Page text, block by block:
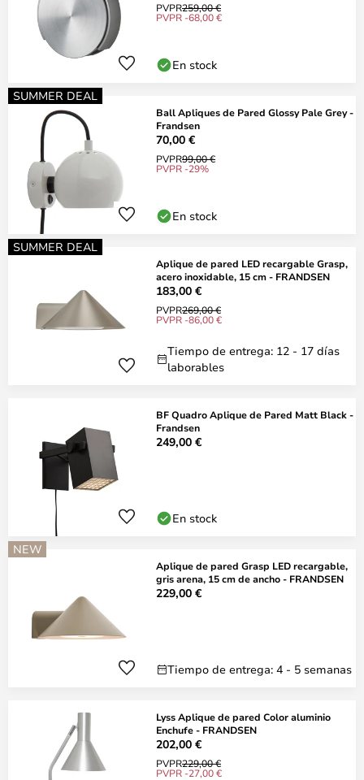
PVPR259,00 €
PVPR -68,00 €
En stock
SUMMER DEAL
Ball Apliques de Pared Glossy Pale Grey -
Frandsen
70,00 €
PVPR99,00 €
PVPR -29%
En stock
SUMMER DEAL
Aplique de pared LED recargable Grasp,
acero inoxidable, 15 cm - FRANDSEN
183,00 €
PVPR269,00 €
PVPR -86,00 €
Tiempo de entrega: 12 - 17 días
laborables
BF Quadro Aplique de Pared Matt Black -
Frandsen
249,00 €
En stock
NEW
Aplique de pared Grasp LED recargable,
gris arena, 15 cm de ancho - FRANDSEN
229,00 €
Tiempo de entrega: 4 - 5 semanas
Lyss Aplique de pared Color aluminio
Enchufe - FRANDSEN
202,00 €
PVPR229,00 €
PVPR -27,00 €